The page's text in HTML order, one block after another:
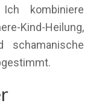
kombiniere
Kind-Heilung,
schamanische